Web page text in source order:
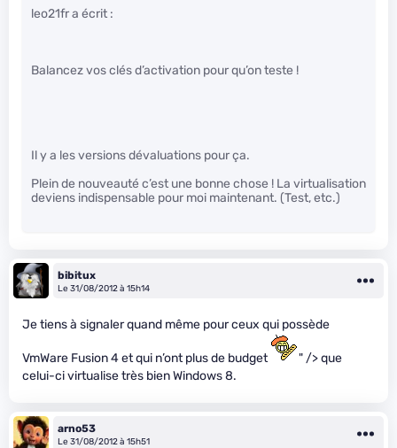
leo21fr a écrit :
Balancez vos clés d’activation pour qu’on teste !
Il y a les versions dévaluations pour ça.
Plein de nouveauté c’est une bonne chose ! La virtualisation
deviens indispensable pour moi maintenant. (Test, etc.)
bibitux
Le 31/08/2012 à 15h14
Je tiens à signaler quand même pour ceux qui possède
VmWare Fusion 4 et qui n’ont plus de budget
" /> que
celui-ci virtualise très bien Windows 8.
arno53
Le 31/08/2012 à 15h51